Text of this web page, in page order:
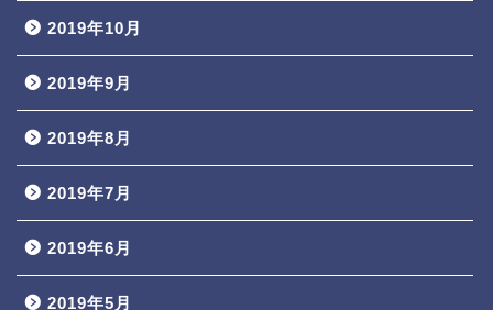
2019年10月
2019年9月
2019年8月
2019年7月
2019年6月
2019年5月